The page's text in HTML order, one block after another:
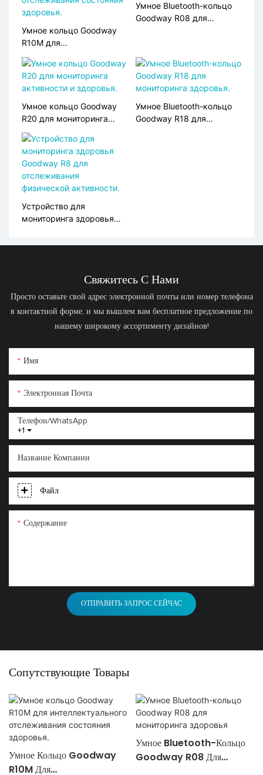
Умное кольцо Goodway
R10M для
интеллектуального
отслеживания состояния
здоровья.
Умное Bluetooth-кольцо
Goodway R08 для
Умное кольцо Goodway
R20 для мониторинга
активности и здоровья.
Умное Bluetooth-кольцо
Goodway R18 для
Устройство для
мониторинга здоровья
отслеживания
Свяжитесь С Нами
Просто оставьте свой адрес электронной почты или номер телефона
в контактной форме, и мы вышлем вам бесплатное предложение по
нашему широкому ассортименту дизайнов!
Имя
Электронная Почта
+1
Телефон/WhatsApp
Название Компании
Файл
Содержание
ОТПРАВИТЬ ЗАПРОС СЕЙЧАС
Сопутствующие Товары
Умное Кольцо Goodway
R10M Для
Умное Bluetooth-Кольцо
Goodway R08 Для